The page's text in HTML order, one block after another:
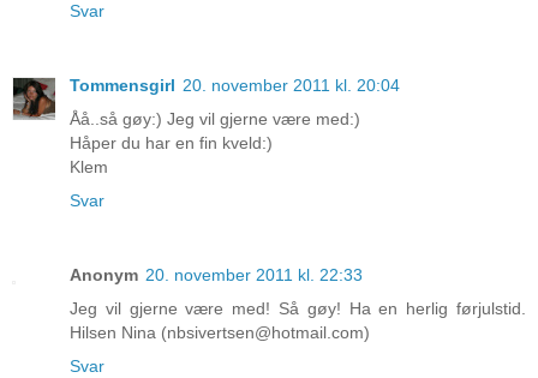
Svar
Tommensgirl 20. november 2011 kl. 20:04
Åå..så gøy:) Jeg vil gjerne være med:)
Håper du har en fin kveld:)
Klem
Svar
Anonym 20. november 2011 kl. 22:33
Jeg vil gjerne være med! Så gøy! Ha en herlig førjulstid.
Hilsen Nina (nbsivertsen@hotmail.com)
Svar